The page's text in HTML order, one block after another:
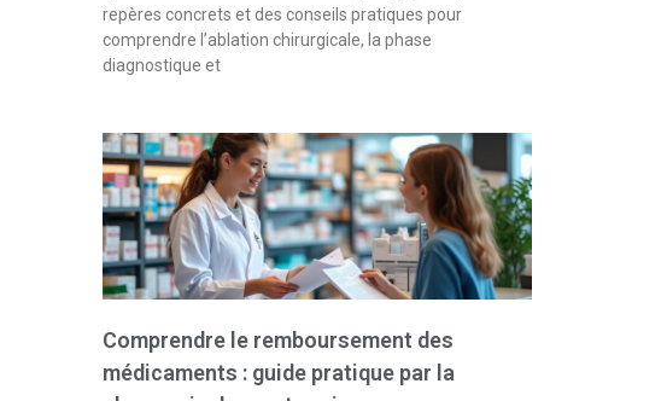
repères concrets et des conseils pratiques pour
comprendre l’ablation chirurgicale, la phase
diagnostique et
Comprendre le remboursement des
médicaments : guide pratique par la